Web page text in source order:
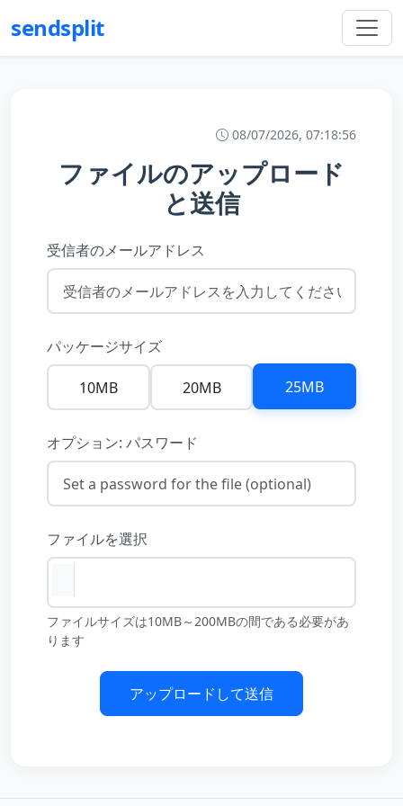
sendsplit
08/07/2026, 07:18:56
ファイルのアップロード
と送信
受信者のメールアドレス
パッケージサイズ
10MB 20MB 25MB
オプション: パスワード
ファイルを選択
ファイルサイズは10MB～200MBの間である必要があ
ります
アップロードして送信